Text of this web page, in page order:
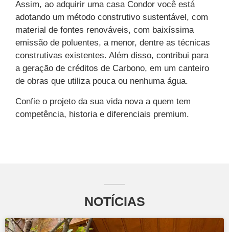
Assim, ao adquirir uma casa Condor você está
adotando um método construtivo sustentável, com
material de fontes renováveis, com baixíssima
emissão de poluentes, a menor, dentre as técnicas
construtivas existentes. Além disso, contribui para
a geração de créditos de Carbono, em um canteiro
de obras que utiliza pouca ou nenhuma água.
Confie o projeto da sua vida nova a quem tem
competência, historia e diferenciais premium.
NOTÍCIAS